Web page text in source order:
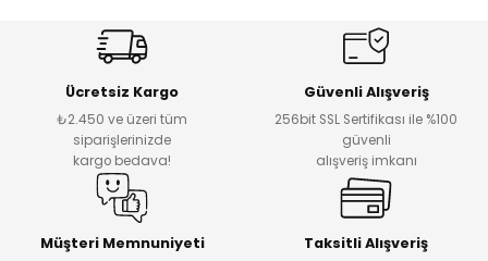
Ücretsiz Kargo
₺2.450 ve üzeri tüm
siparişlerinizde
kargo bedava!
Güvenli Alışveriş
256bit SSL Sertifikası ile %100
güvenli
alışveriş imkanı
Müşteri Memnuniyeti Taksitli Alışveriş